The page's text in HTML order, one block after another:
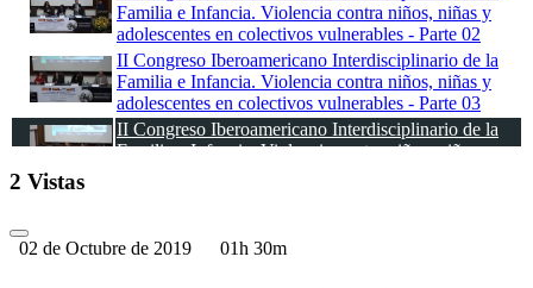
Familia e Infancia. Violencia contra niños, niñas y
adolescentes en colectivos vulnerables - Parte 02
II Congreso Iberoamericano Interdisciplinario de la
Familia e Infancia. Violencia contra niños, niñas y
adolescentes en colectivos vulnerables - Parte 03
II Congreso Iberoamericano Interdisciplinario de la
Familia e Infancia. Violencia contra niños, niñas y
adolescentes en colectivos vulnerables - Parte 05
2 Vistas
02 de Octubre de 2019 01h 30m